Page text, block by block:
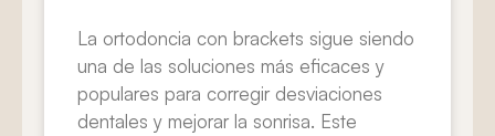
La ortodoncia con brackets sigue siendo
una de las soluciones más eficaces y
populares para corregir desviaciones
dentales y mejorar la sonrisa. Este